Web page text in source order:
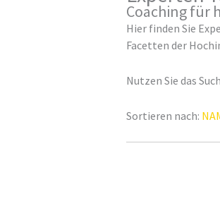
Coaching für
Hier finden Sie
Facetten der
Nutzen Sie das
Sortieren nach: